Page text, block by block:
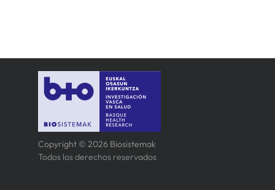
Copyright © 2026 Biosistemak
Todos los derechos reservados